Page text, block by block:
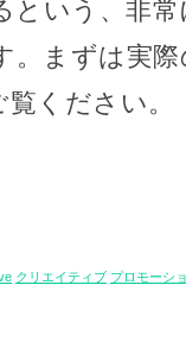
という、非
。まずは実
ください。
クリエイティブ プロモーシ